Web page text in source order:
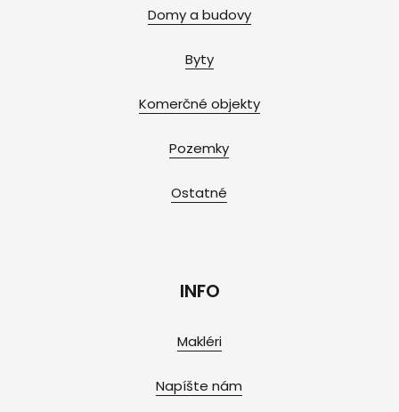
Domy a budovy
Byty
Komerčné objekty
Pozemky
Ostatné
INFO
Makléri
Napíšte nám